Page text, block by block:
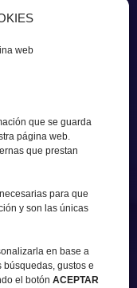
web
que se guarda
página web.
que prestan
para que
y son las únicas
en base a
gustos e
el botón ACEPTAR